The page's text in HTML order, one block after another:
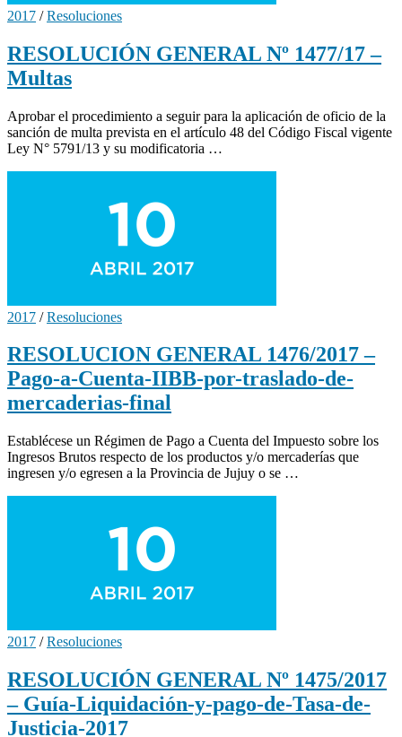
2017 /Resoluciones
RESOLUCIÓN GENERAL Nº 1477/17 –
Multas
Aprobar el procedimiento a seguir para la aplicación de oficio de la
sanción de multa prevista en el artículo 48 del Código Fiscal vigente
Ley N° 5791/13 y su modificatoria …
2017 /Resoluciones
RESOLUCION GENERAL 1476/2017 –
Pago-a-Cuenta-IIBB-por-traslado-de-
mercaderias-final
Establécese un Régimen de Pago a Cuenta del Impuesto sobre los
Ingresos Brutos respecto de los productos y/o mercaderías que
ingresen y/o egresen a la Provincia de Jujuy o se …
2017 /Resoluciones
RESOLUCIÓN GENERAL Nº 1475/2017
– Guía-Liquidación-y-pago-de-Tasa-de-
Justicia-2017